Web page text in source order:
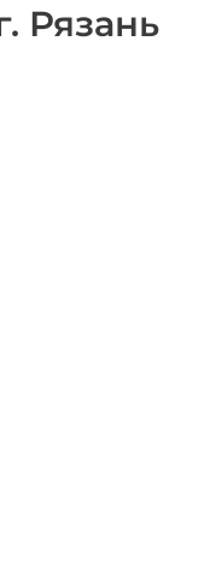
это
так и
Рязань